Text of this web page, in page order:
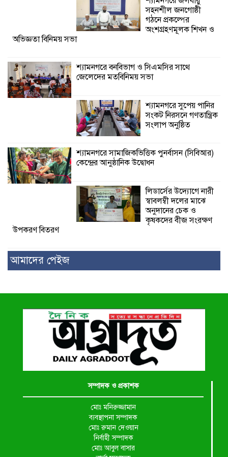
সহনশীল জনগোষ্ঠী
গঠনে প্রকল্পের
অংশগ্রহণমূলক শিখন ও
অভিজ্ঞতা বিনিময় সভা
শ্যামনগরে বনবিভাগ ও সিএমসির সাথে
জেলেদের মতবিনিময় সভা
শ্যামনগরে সুপেয় পানির
সংকট নিরসনে গণতান্ত্রিক
সংলাপ অনুষ্ঠিত
শ্যামনগরে সামাজিকভিত্তিক পুনর্বাসন (সিবিআর)
কেন্দ্রের আনুষ্ঠানিক উদ্বোধন
লিডার্সের উদ্যোগে নারী
স্বাবলম্বী দলের মাঝে
অনুদানের চেক ও
কৃষকদের বীজ সংরক্ষণ
উপকরণ বিতরণ
আমাদের পেইজ
সম্পাদক ও প্রকাশক
মোঃ মনিরুজ্জামান
ব্যবস্থাপনা সম্পাদক
মোঃ রুমান দেওয়ান
নির্বাহী সম্পাদক
মোঃ আবুল বাসার